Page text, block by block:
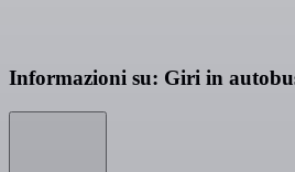
Informazioni su: Giri in